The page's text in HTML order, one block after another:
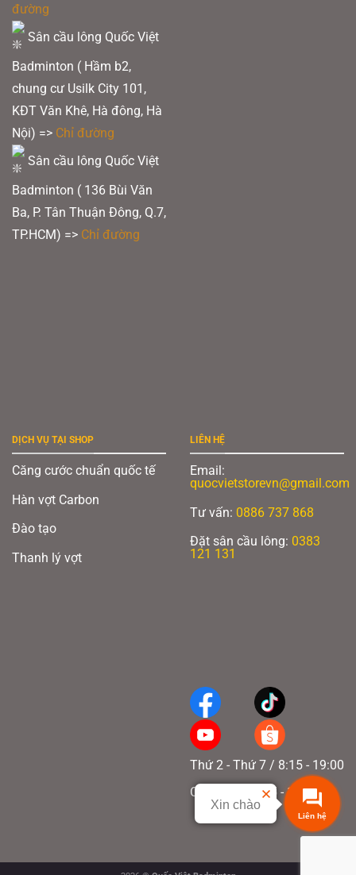
đường
Sân cầu lông Quốc Việt
Badminton ( Hầm b2,
chung cư Usilk City 101,
KĐT Văn Khê, Hà đông, Hà
Nội) => Chỉ đường
Sân cầu lông Quốc Việt
Badminton ( 136 Bùi Văn
Ba, P. Tân Thuận Đông, Q.7,
TP.HCM) => Chỉ đường
DỊCH VỤ TẠI SHOP
Căng cước chuẩn quốc tế
Hàn vợt Carbon
Đào tạo
Thanh lý vợt
LIÊN HỆ
Email:
quocvietstorevn@gmail.com
Tư vấn: 0886 737 868
Đặt sân cầu lông: 0383
121 131
Thứ 2 - Thứ 7 / 8:15 - 19:00
Chủ nhật / 8:15 - 17:00
Xin chào